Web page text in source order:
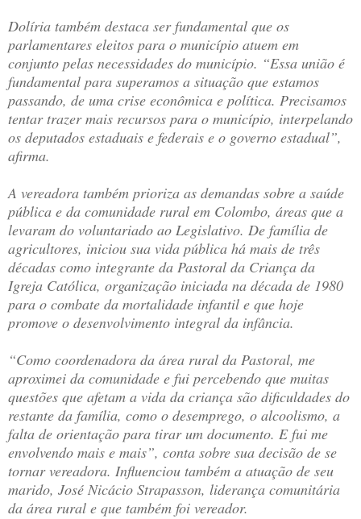
Dolíria também destaca ser fundamental que os
parlamentares eleitos para o município atuem em
conjunto pelas necessidades do município. “Essa união é
fundamental para superamos a situação que estamos
passando, de uma crise econômica e política. Precisamos
tentar trazer mais recursos para o município, interpelando
os deputados estaduais e federais e o governo estadual”,
afirma.
A vereadora também prioriza as demandas sobre a saúde
pública e da comunidade rural em Colombo, áreas que a
levaram do voluntariado ao Legislativo. De família de
agricultores, iniciou sua vida pública há mais de três
décadas como integrante da Pastoral da Criança da
Igreja Católica, organização iniciada na década de 1980
para o combate da mortalidade infantil e que hoje
promove o desenvolvimento integral da infância.
“Como coordenadora da área rural da Pastoral, me
aproximei da comunidade e fui percebendo que muitas
questões que afetam a vida da criança são dificuldades do
restante da família, como o desemprego, o alcoolismo, a
falta de orientação para tirar um documento. E fui me
envolvendo mais e mais”, conta sobre sua decisão de se
tornar vereadora. Influenciou também a atuação de seu
marido, José Nicácio Strapasson, liderança comunitária
da área rural e que também foi vereador.